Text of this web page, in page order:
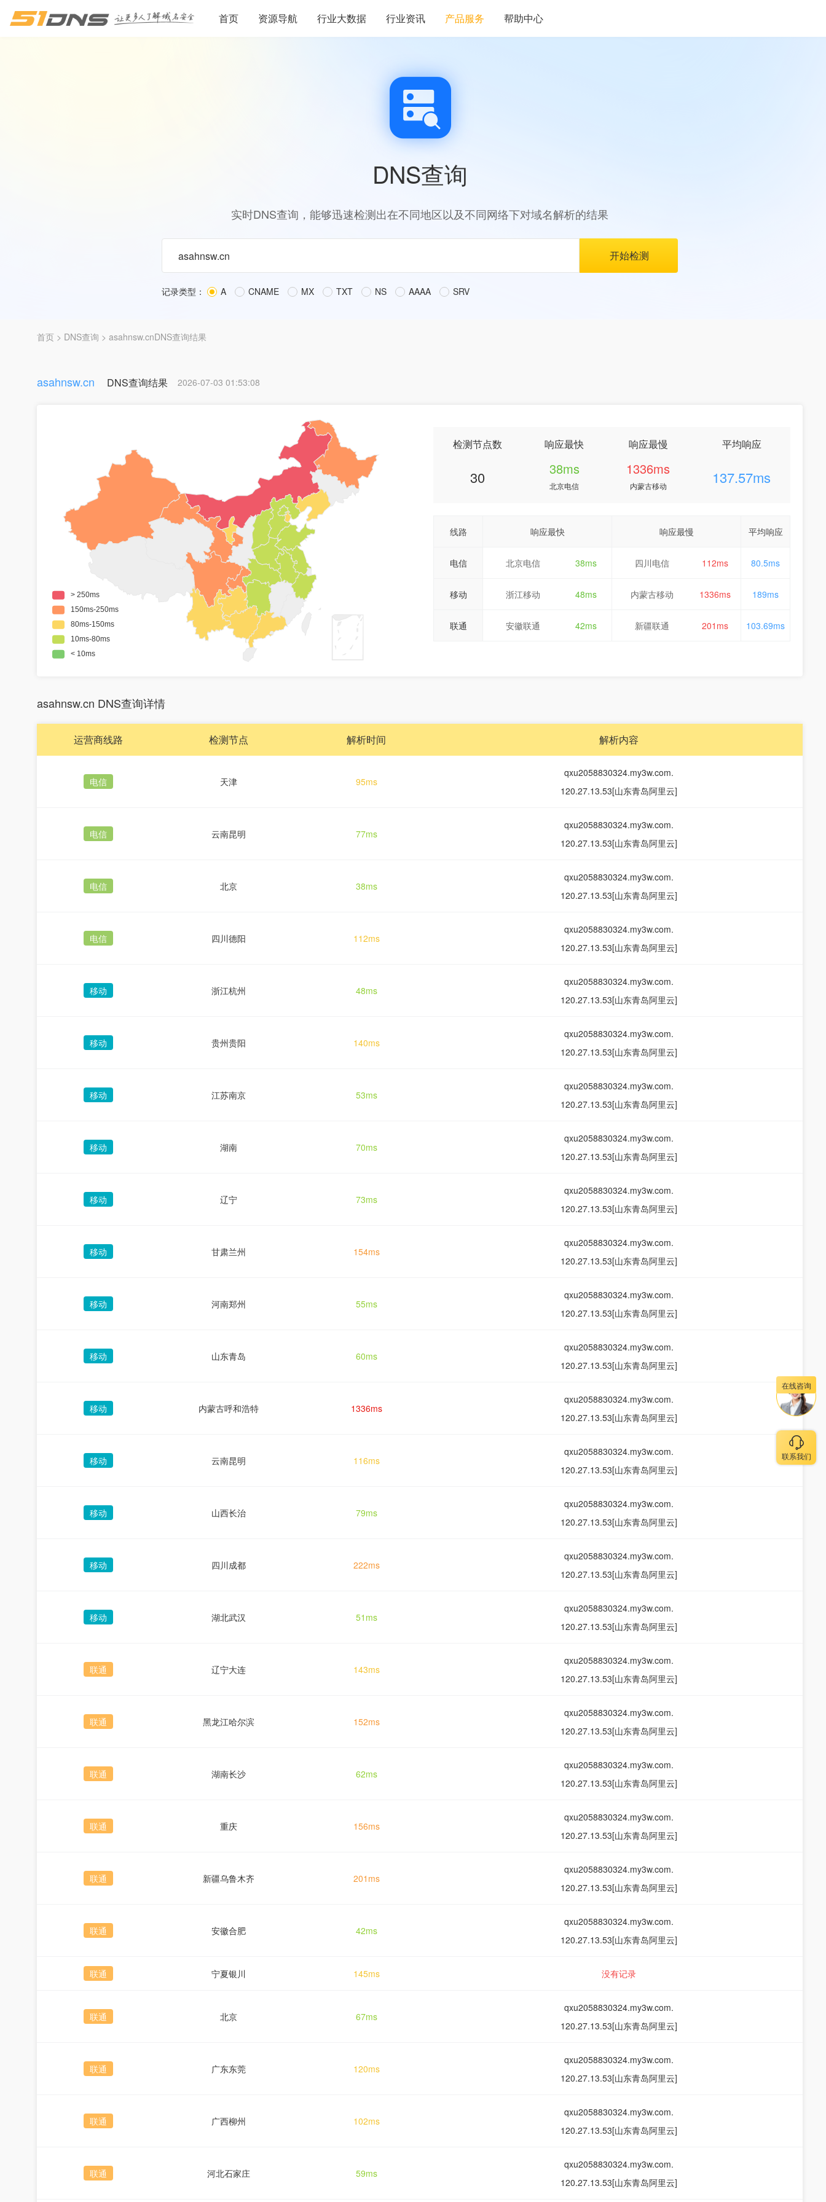
首页 资源导航 行业大数据 行业资讯 产品服务 帮助中心
DNS查询
实时DNS查询，能够迅速检测出在不同地区以及不同网络下对域名解析的结果
记录类型： A CNAME MX TXT NS AAAA SRV
首页 > DNS查询 > asahnsw.cnDNS查询结果
asahnsw.cn DNS查询结果 2026-07-03 01:53:08
检测节点数
30
响应最快
38ms
北京电信
响应最慢
1336ms
内蒙古移动
平均响应
137.57ms
线路 响应最快 响应最慢 平均响应
电信 北京电信 38ms 四川电信 112ms 80.5ms
移动 浙江移动 48ms 内蒙古移动 1336ms 189ms
联通 安徽联通 42ms 新疆联通 201ms 103.69ms
asahnsw.cn DNS查询详情
运营商线路 检测节点 解析时间 解析内容
电信 天津 95ms
qxu2058830324.my3w.com.
120.27.13.53[山东青岛阿里云]
电信 云南昆明 77ms
qxu2058830324.my3w.com.
120.27.13.53[山东青岛阿里云]
电信 北京 38ms
qxu2058830324.my3w.com.
120.27.13.53[山东青岛阿里云]
电信 四川德阳 112ms
qxu2058830324.my3w.com.
120.27.13.53[山东青岛阿里云]
移动 浙江杭州 48ms
qxu2058830324.my3w.com.
120.27.13.53[山东青岛阿里云]
移动 贵州贵阳 140ms
qxu2058830324.my3w.com.
120.27.13.53[山东青岛阿里云]
移动 江苏南京 53ms
qxu2058830324.my3w.com.
120.27.13.53[山东青岛阿里云]
移动 湖南 70ms
qxu2058830324.my3w.com.
120.27.13.53[山东青岛阿里云]
移动 辽宁 73ms
qxu2058830324.my3w.com.
120.27.13.53[山东青岛阿里云]
移动 甘肃兰州 154ms
qxu2058830324.my3w.com.
120.27.13.53[山东青岛阿里云]
移动 河南郑州 55ms
qxu2058830324.my3w.com.
120.27.13.53[山东青岛阿里云]
移动 山东青岛 60ms
qxu2058830324.my3w.com.
120.27.13.53[山东青岛阿里云]
移动 内蒙古呼和浩特 1336ms
qxu2058830324.my3w.com.
120.27.13.53[山东青岛阿里云]
移动 云南昆明 116ms
qxu2058830324.my3w.com.
120.27.13.53[山东青岛阿里云]
移动 山西长治 79ms
qxu2058830324.my3w.com.
120.27.13.53[山东青岛阿里云]
移动 四川成都 222ms
qxu2058830324.my3w.com.
120.27.13.53[山东青岛阿里云]
移动 湖北武汉 51ms
qxu2058830324.my3w.com.
120.27.13.53[山东青岛阿里云]
联通 辽宁大连 143ms
qxu2058830324.my3w.com.
120.27.13.53[山东青岛阿里云]
联通 黑龙江哈尔滨 152ms
qxu2058830324.my3w.com.
120.27.13.53[山东青岛阿里云]
联通 湖南长沙 62ms
qxu2058830324.my3w.com.
120.27.13.53[山东青岛阿里云]
联通 重庆 156ms
qxu2058830324.my3w.com.
120.27.13.53[山东青岛阿里云]
联通 新疆乌鲁木齐 201ms
qxu2058830324.my3w.com.
120.27.13.53[山东青岛阿里云]
联通 安徽合肥 42ms
qxu2058830324.my3w.com.
120.27.13.53[山东青岛阿里云]
联通 宁夏银川 145ms 没有记录
联通 北京 67ms
qxu2058830324.my3w.com.
120.27.13.53[山东青岛阿里云]
联通 广东东莞 120ms
qxu2058830324.my3w.com.
120.27.13.53[山东青岛阿里云]
联通 广西柳州 102ms
qxu2058830324.my3w.com.
120.27.13.53[山东青岛阿里云]
联通 河北石家庄 59ms
qxu2058830324.my3w.com.
120.27.13.53[山东青岛阿里云]
在线咨询
联系我们